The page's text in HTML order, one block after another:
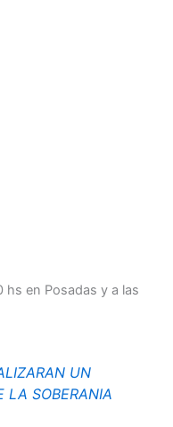
hs en Posadas y a las
UN
LA SOBERANIA